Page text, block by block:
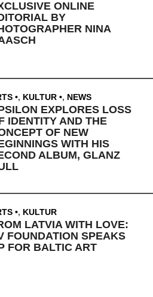
ONLINE
BY
NINA
, KULTUR , NEWS
EXPLORES LOSS
IDENTITY AND THE
OF NEW
WITH HIS
ALBUM, GLANZ
, KULTUR
LATVIA WITH LOVE:
FOUNDATION SPEAKS
FOR BALTIC ART